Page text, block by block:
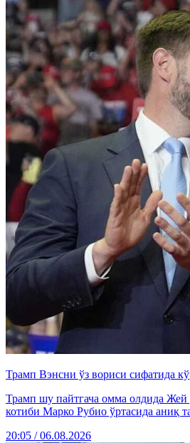
Трамп Вэнсни ўз вориси сифатида
Трамп шу пайтгача омма олдида Жей
котиби Марко Рубио ўртасида аниқ
20:05 / 06.08.2026